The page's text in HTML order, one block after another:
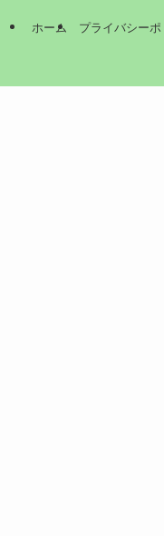
ホーム プライバシーポ